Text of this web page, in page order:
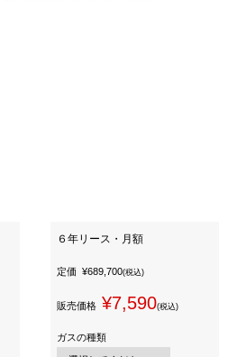
６年リース・月額
定価 ¥689,700(税込)
販売価格 ¥7,590(税込)
ガスの種類